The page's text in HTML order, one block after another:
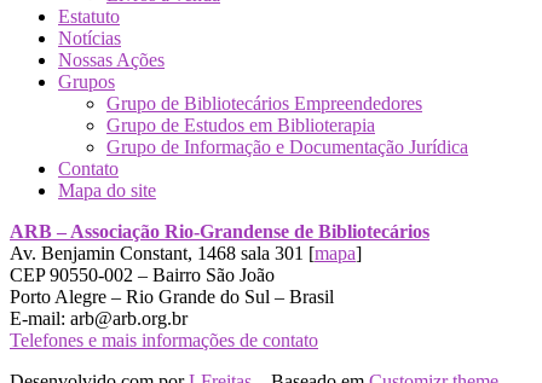
Estatuto
Notícias
Nossas Ações
Grupos
Grupo de Bibliotecários Empreendedores
Grupo de Estudos em Biblioterapia
Grupo de Informação e Documentação Jurídica
Contato
Mapa do site
ARB – Associação Rio-Grandense de Bibliotecários
Av. Benjamin Constant, 1468 sala 301 [mapa]
CEP 90550-002 – Bairro São João
Porto Alegre – Rio Grande do Sul – Brasil
E-mail: arb@arb.org.br
Telefones e mais informações de contato